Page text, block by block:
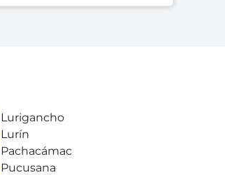
Lurigancho
Lurín
Pachacámac
Pucusana